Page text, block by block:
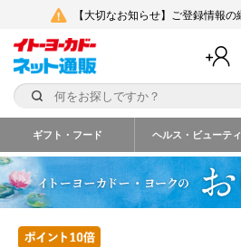
【大切なお知らせ】ご登録情報
ギフト・フード ヘルス・ビューテ